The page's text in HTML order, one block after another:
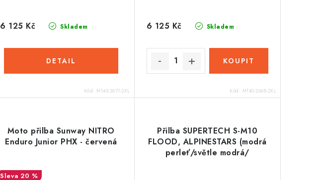
Skladem
6 125 Kč
Kód: M140-2671-2XL
Skladem
6 125 Kč
Kód: M140-2668-2XL
Moto přilba Sunway NITRO
Enduro Junior PHX - červená
20 %
Přilba SUPERTECH S-M10
FLOOD, ALPINESTARS (modrá
perleť/světle modrá/